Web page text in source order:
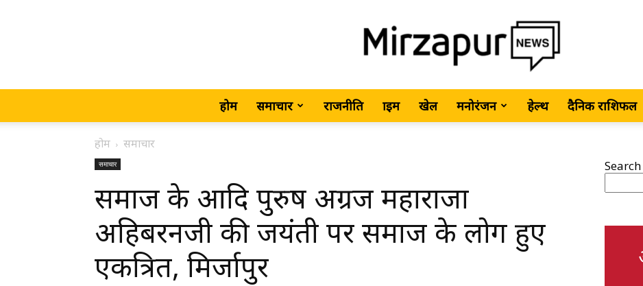
MirzapurNews.com
•
होम समाचार राजनीति क्राइम खेल मनोरंजन हेल्थ दैनिक राशिफल
होम समाचार
समाचार
समाज के आदि पुरुष अग्रज महाराजा
अहिबरनजी की जयंती पर समाज के लोग हुए
एकत्रित, मिर्जापुर
Search